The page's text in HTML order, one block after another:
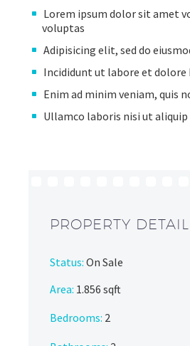
Lorem ipsum dolor sit amet
voluptas
Adipisicing elit, sed do
Incididunt ut labore et dolore
Enim ad minim veniam, quis
Ullamco laboris nisi ut aliquip
PROPERTY DETAIL
Status: On Sale
Area: 1.856 sqft
Bedrooms: 2